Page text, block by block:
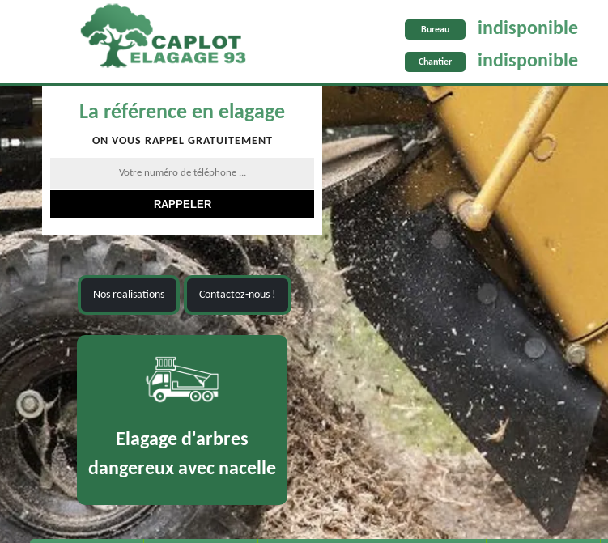
Bureau indisponible
Chantier indisponible
La référence en elagage
ON VOUS RAPPEL GRATUITEMENT
Nos realisations Contactez-nous !
Elagage d'arbres
dangereux avec nacelle